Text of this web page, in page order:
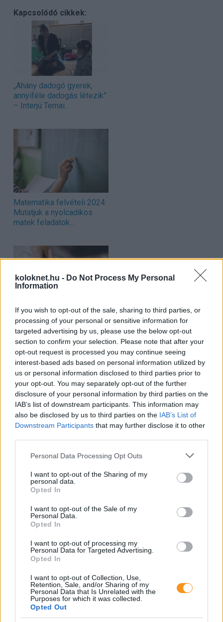
koloknet.hu - Do Not Process My Personal
Information
If you wish to opt-out of the sale, sharing to third parties, or
processing of your personal or sensitive information for
targeted advertising by us, please use the below opt-out
section to confirm your selection. Please note that after your
opt-out request is processed you may continue seeing
interest-based ads based on personal information utilized by
us or personal information disclosed to third parties prior to
your opt-out. You may separately opt-out of the further
disclosure of your personal information by third parties on the
IAB’s list of downstream participants. This information may
also be disclosed by us to third parties on the IAB’s List of
Downstream Participants that may further disclose it to other
Please note that this website/app uses one or more Google
not limited to your visit or usage behaviour. You may click to
grant or deny consent to Google and its third-party tags to
use your data for below specified purposes in below Google
consent section.
Personal Data Processing Opt Outs
I want to opt-out of the Sharing of my
personal data.
Opted In
I want to opt-out of the Sale of my
Personal Data.
Opted In
I want to opt-out of processing my
Personal Data for Targeted Advertising.
Opted In
I want to opt-out of Collection, Use,
Retention, Sale, and/or Sharing of my
Personal Data that Is Unrelated with the
Purposes for which it was collected.
Opted Out
Kapcsolódó cikkek:
„Ahány dadogó gyerek,
annyiféle dadogás létezik”
– Interjú Ternai...
Matematika felvételi 2024:
Mutatjuk a nyolcadikos
matek feladatok...
Matematika felvételi 2024:
Mutatjuk a hatodikos matek
feladatok...
matek,matematika matematikatanulás számolás
matematikatanítás
játékos matek ,logikai
gondolkodás
absztrakt gondolkodás ,
ujjszámolás ,számolási képességek,gyógypedagógia
5 családbarát kerékpárút, ahol a
megállók legalább olyan
izgalmasak, mint az út